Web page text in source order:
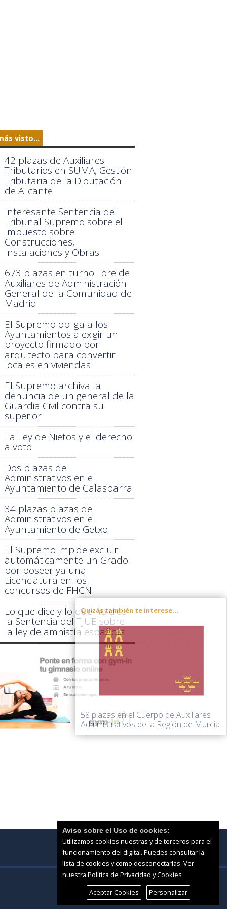
visto...
42 plazas de Auxiliares
Tributarios en SUMA, Gestión
Tributaria de la Diputación
de Alicante
Interesante Sentencia del
Tribunal Supremo sobre el
Impuesto sobre
Construcciones,
Instalaciones y Obras
673 plazas en turno libre de
Auxiliares de Administración
General de la Comunidad de
Madrid
El Supremo obliga a los
Ayuntamientos a exigir un
proyecto firmado por
arquitecto para convertir
locales en viviendas
El Supremo archiva la
denuncia de un general de la
Guardia Civil contra su
superior
La Ley de Nietos y el derecho
a voto
Dos plazas de
Administrativos en el
Ayuntamiento de Calasparra
34 plazas plazas de
Administrativos en el
Ayuntamiento de Getxo
El Supremo impide excluir
automáticamente un Grado
por poseer ya una
Licenciatura en los
concursos de FHCN
Lo que dice y lo que no dice
la Sentencia del TJUE sobre
la ley de amnistía española
Quizás también te interese...
58 plazas en el Cuerpo de Auxiliares
Administrativos de la Región de Murcia
Aviso sobre el Uso de cookies:
Utilizamos cookies nuestras y de terceros para el
funcionamiento del digital. Puedes consultar la
lista de cookies y como desconectarlas. Ver
nuestra Política de Privacidad y Cookies
Aceptar Cookies
Personalizar